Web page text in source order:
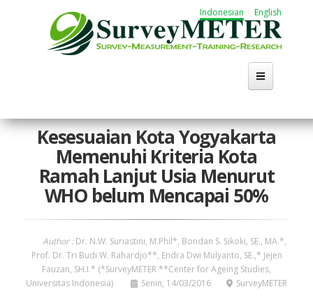
Indonesian English
Kesesuaian Kota Yogyakarta
Memenuhi Kriteria Kota
Ramah Lanjut Usia Menurut
WHO belum Mencapai 50%
Author :Dr. N.W. Suriastini, M.Phil*, Bondan S. Sikoki, SE., MA.*,
Prof. Dr. Tri Budi W. Rahardjo**, Endra Dwi Mulyanto, SE.,* Jejen
Fauzan, SH.I.* (*SurveyMETER **Center for Ageing Studies,
Universitas Indonesia)
Senin, 14/03/2016 SurveyMETER